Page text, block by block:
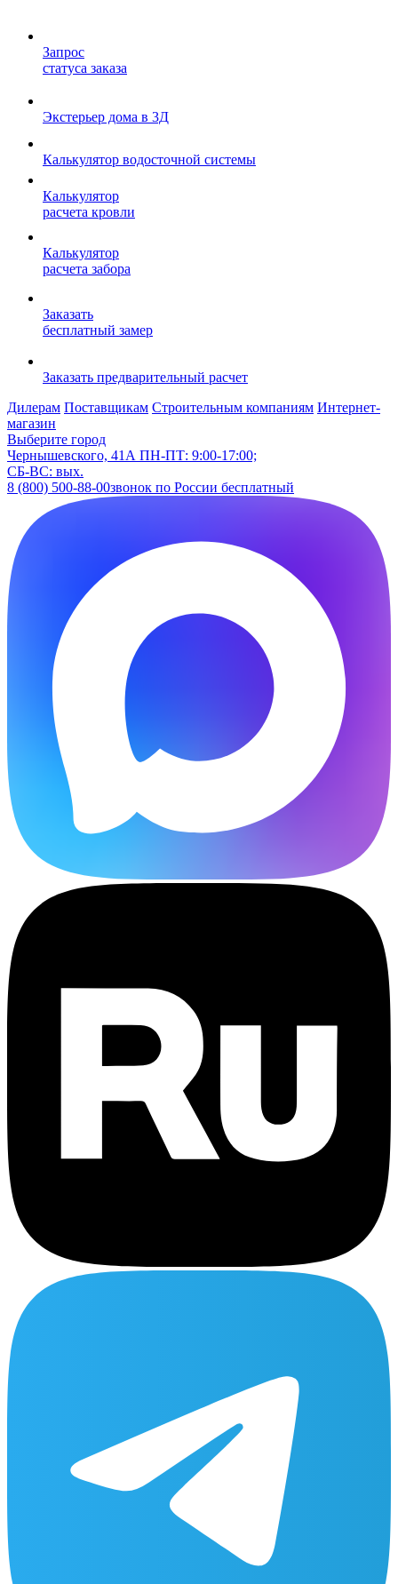
Запрос
статуса заказа
Экстерьер дома в 3Д
Калькулятор водосточной системы
Калькулятор
расчета кровли
Калькулятор
расчета забора
Заказать
бесплатный замер
Заказать предварительный расчет
Дилерам Поставщикам Строительным компаниям Интернет-
магазин
Выберите город
Чернышевского, 41А ПН-ПТ: 9:00-17:00;
СБ-ВС: вых.
8 (800) 500-88-00звонок по России бесплатный